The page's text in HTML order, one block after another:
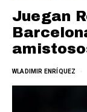
Juegan
WLADIMIR ENRÍQUEZ